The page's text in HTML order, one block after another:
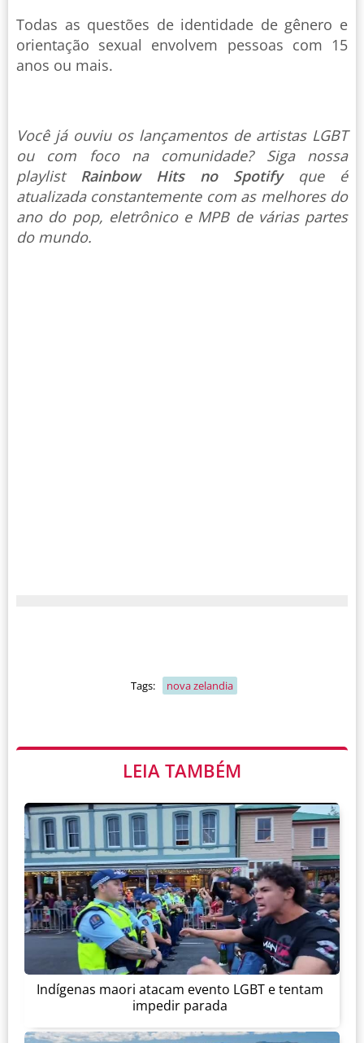
Todas as questões de identidade de gênero e
orientação sexual envolvem pessoas com 15
anos ou mais.
Você já ouviu os lançamentos de artistas LGBT
ou com foco na comunidade? Siga nossa
playlist Rainbow Hits no Spotify que é
atualizada constantemente com as melhores do
ano do pop, eletrônico e MPB de várias partes
do mundo.
Tags: nova zelandia
LEIA TAMBÉM
Indígenas maori atacam evento LGBT e tentam
impedir parada